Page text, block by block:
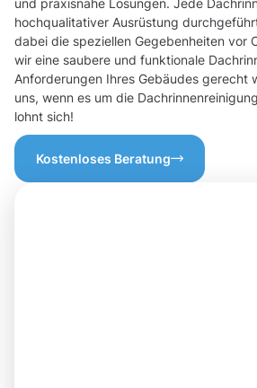
und praxisnahe Lösungen. Jede
hochqualitativer Ausrüstung
dabei die speziellen Gegebenheiten vor
wir eine saubere und funktionale
Anforderungen Ihres Gebäudes gerecht
uns, wenn es um die
lohnt sich!
Kostenloses Beratung